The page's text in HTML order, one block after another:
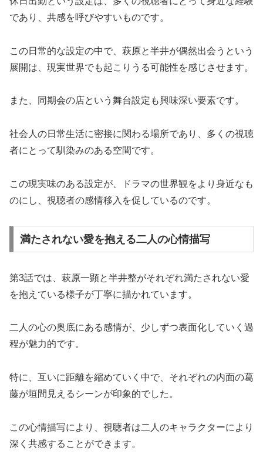
であり、共感を呼びやすいものです。
この日常的な設定の中で、萩原と半井が偶然出会うという
展開は、現実世界でも起こりうる可能性を感じさせます。
また、同期会の店という舞台設定も興味深い要素です。
社会人の日常生活に密接に関わる場所であり、多くの視聴
者にとって馴染みのある空間です。
この現実味のある設定が、ドラマの世界観をより身近なも
のにし、視聴者の感情移入を促しているのです。
満たされない愛を抱える二人の心情描写
第3話では、萩原一顕と半井整がそれぞれ満たされない愛
を抱えている様子が丁寧に描かれています。
二人の心の奥底にある感情が、少しずつ表面化していく過
程が魅力的です。
特に、互いに距離を縮めていく中で、それぞれの内面の葛
藤が垣間見えるシーンが印象的でした。
この心情描写により、視聴者は二人のキャラクターにより
深く共感することができます。